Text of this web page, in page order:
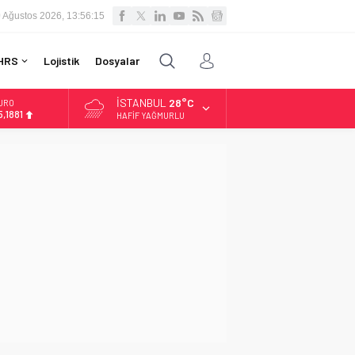
Ağustos 2026, 13:56:16
Lojistik Dosyalar
İSTANBUL 28°C
HAFIF YAĞMURLU